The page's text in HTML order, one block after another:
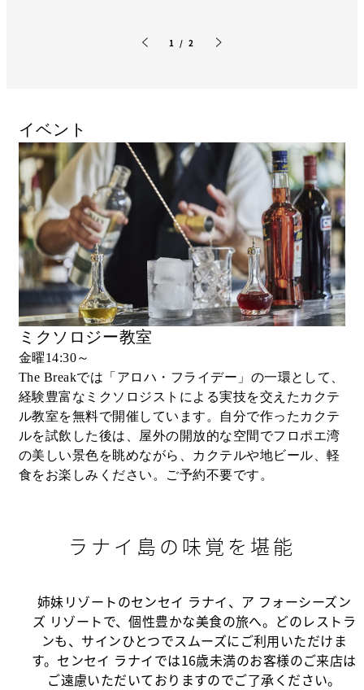
1 / 2
イベント
ミクソロジー教室
金曜14:30～
The Breakでは「アロハ・フライデー」の一環として、
経験豊富なミクソロジストによる実技を交えたカクテ
ル教室を無料で開催しています。自分で作ったカクテ
ルを試飲した後は、屋外の開放的な空間でフロポエ湾
の美しい景色を眺めながら、カクテルや地ビール、軽
食をお楽しみください。ご予約不要です。
ラナイ島の味覚を堪能
姉妹リゾートのセンセイ ラナイ、ア フォーシーズン
ズ リゾートで、個性豊かな美食の旅へ。どのレストラ
ンも、サインひとつでスムーズにご利用いただけま
す。センセイ ラナイでは16歳未満のお客様のご来店は
ご遠慮いただいておりますのでご了承ください。